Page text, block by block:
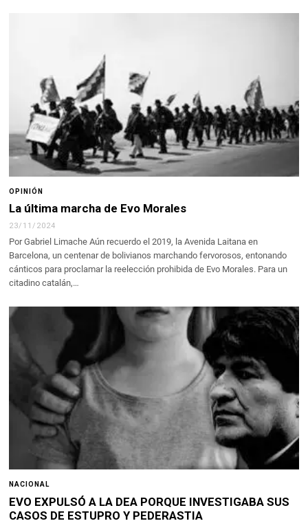
OPINIÓN
La última marcha de Evo Morales
23/11/2024
Por Gabriel Limache Aún recuerdo el 2019, la Avenida Laitana en
Barcelona, un centenar de bolivianos marchando fervorosos, entonando
cánticos para proclamar la reelección prohibida de Evo Morales. Para un
citadino catalán,…
NACIONAL
EVO EXPULSÓ A LA DEA PORQUE INVESTIGABA SUS
CASOS DE ESTUPRO Y PEDERASTIA